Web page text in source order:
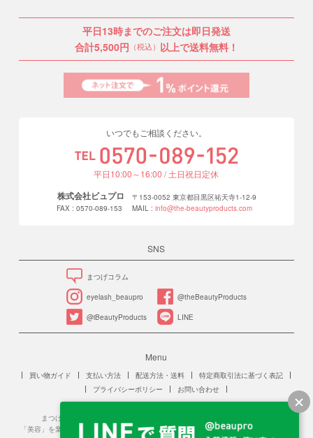
平日13時までのご注文は即日発送
合計5,500円 （税込） 以上で送料無料！
いつでもご相談ください。
平日10:00～16:00 / 土日祝日定休
株式会社ビュプロ
〒153-0052 東京都目黒区祐天寺1-12-9
FAX : 0570-089-153
MAIL : info@the-beautyproducts.com
SNS
まつげコラム
eyelash_beaupro @theBeautyProducts
@iBeautyProducts LINE
Menu
買い物ガイド 支払い方法 配送方法・送料
特定商取引法に基づく表記
プライバシーポリシー
お問い合わせ
まつげエクステンションは、美容師法に規定する「美容」に該当します。
「美容」を業をとする場合、保健所への美容所登録が必要です。また、施術を行う人は